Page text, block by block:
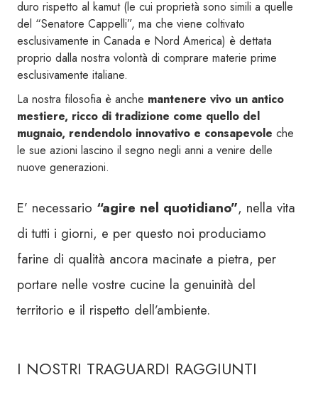
duro rispetto al kamut (le cui proprietà sono simili a quelle
del “Senatore Cappelli”, ma che viene coltivato
esclusivamente in Canada e Nord America) è dettata
proprio dalla nostra volontà di comprare materie prime
esclusivamente italiane.
La nostra filosofia è anche mantenere vivo un antico
mestiere, ricco di tradizione come quello del
mugnaio, rendendolo innovativo e consapevole che
le sue azioni lascino il segno negli anni a venire delle
nuove generazioni.
E’ necessario “agire nel quotidiano”, nella vita
di tutti i giorni, e per questo noi produciamo
farine di qualità ancora macinate a pietra, per
portare nelle vostre cucine la genuinità del
territorio e il rispetto dell’ambiente.
I NOSTRI TRAGUARDI RAGGIUNTI